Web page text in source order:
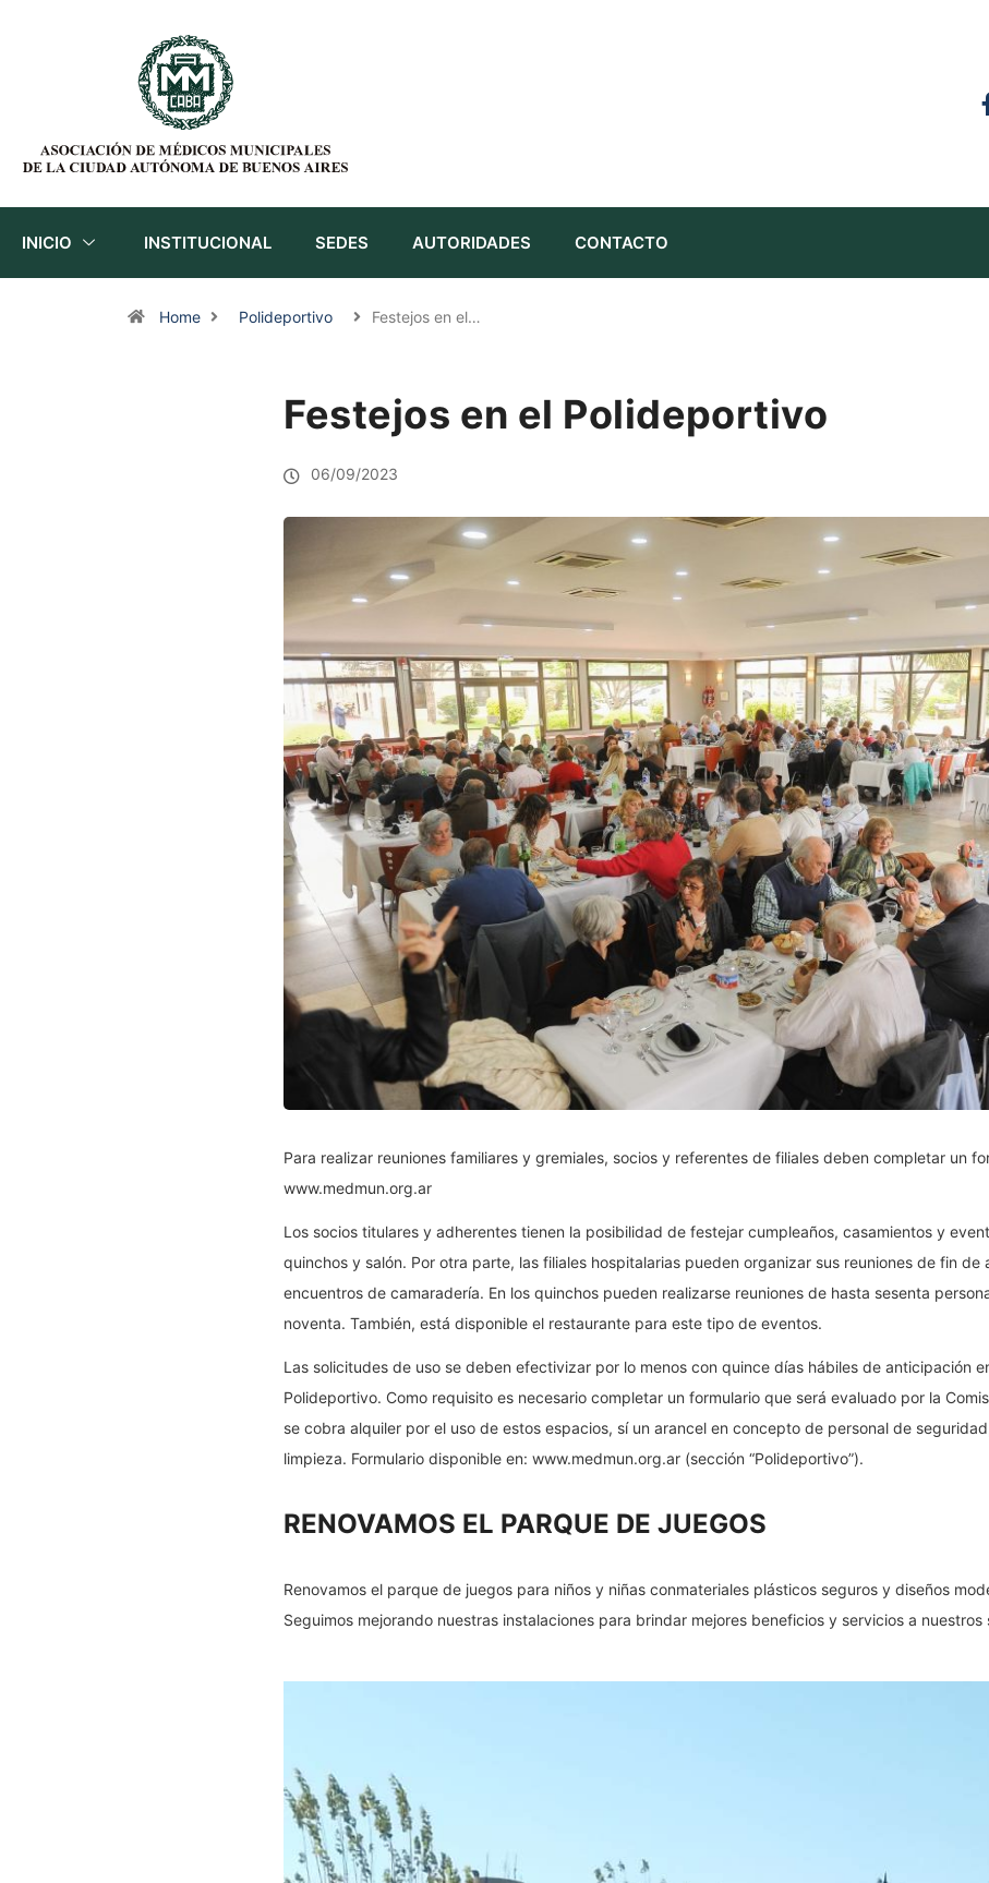
INICIO INSTITUCIONAL SEDES AUTORIDADES CONTACTO
Home Polideportivo Festejos en el…
Festejos en el Polideportivo
06/09/2023
Para realizar reuniones familiares y gremiales, socios y referentes de filiales deben completar un
www.medmun.org.ar
Los socios titulares y adherentes tienen la posibilidad de festejar cumpleaños, casamientos y
quinchos y salón. Por otra parte, las filiales hospitalarias pueden organizar sus reuniones de fin de
encuentros de camaradería. En los quinchos pueden realizarse reuniones de hasta sesenta
noventa. También, está disponible el restaurante para este tipo de eventos.
Las solicitudes de uso se deben efectivizar por lo menos con quince días hábiles de anticipación
Polideportivo. Como requisito es necesario completar un formulario que será evaluado por la
se cobra alquiler por el uso de estos espacios, sí un arancel en concepto de personal de
limpieza. Formulario disponible en: www.medmun.org.ar (sección “Polideportivo”).
RENOVAMOS EL PARQUE DE JUEGOS
Renovamos el parque de juegos para niños y niñas conmateriales plásticos seguros y diseños
Seguimos mejorando nuestras instalaciones para brindar mejores beneficios y servicios a nuestros